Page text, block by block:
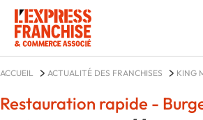
ACCUEIL ACTUALITÉ DES FRANCHISES KING
Restauration rapide -